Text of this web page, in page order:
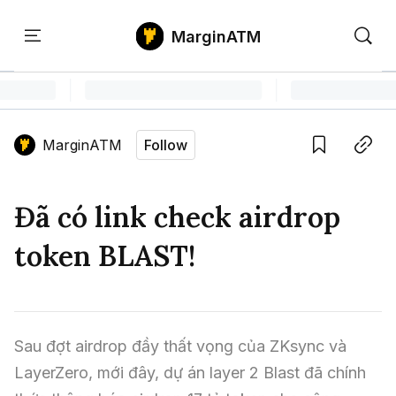
Home
Tin Tức Bitcoin
Tin Tức Altcoin
Tin Tức Thị Trường
Phân Tích Bitcoin
Phân Tích Ethereum
Phân Tích Thị Trường
Thuật Ngữ Cơ Bản
Kiến Thức Tổng Hợp
Chỉ Báo Kỹ Thuật
MarginATM
MarginATM Follow
Đã có link check airdrop
token BLAST!
Sau đợt airdrop đầy thất vọng của ZKsync và
LayerZero, mới đây, dự án layer 2 Blast đã chính